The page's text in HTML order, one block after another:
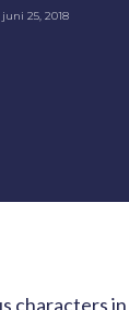
juni 25, 2018
characters in